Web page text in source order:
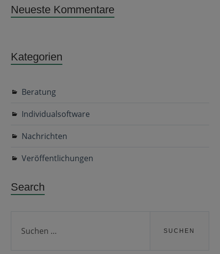
Neueste Kommentare
Kategorien
Beratung
Individualsoftware
Nachrichten
Veröffentlichungen
Search
nach: